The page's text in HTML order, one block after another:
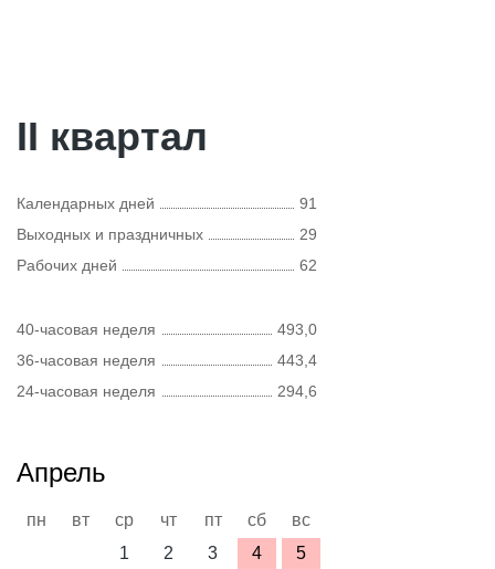
II квартал
Календарных дней
91
Выходных и праздничных
29
Рабочих дней
62
40-часовая неделя
493,0
36-часовая неделя
443,4
24-часовая неделя
294,6
Апрель
пн вт ср чт пт сб
вс
1
2 3 4
5